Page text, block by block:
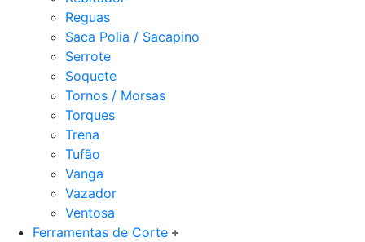
Reguas
Saca Polia / Sacapino
Serrote
Soquete
Tornos / Morsas
Torques
Trena
Tufão
Vanga
Vazador
Ventosa
Ferramentas de Corte